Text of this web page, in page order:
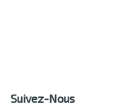
Suivez-Nous